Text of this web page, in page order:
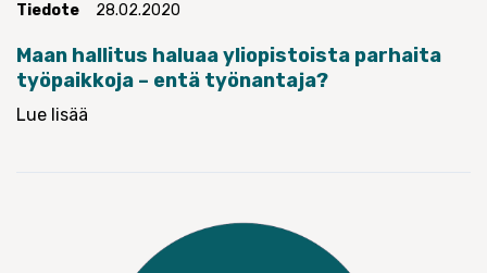
Tiedote 28.02.2020
Maan hallitus haluaa yliopistoista parhaita
työpaikkoja – entä työnantaja?
Lue lisää